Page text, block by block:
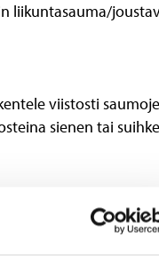
liikuntasauma/
viistosti
sienen tai
sekä 50 %